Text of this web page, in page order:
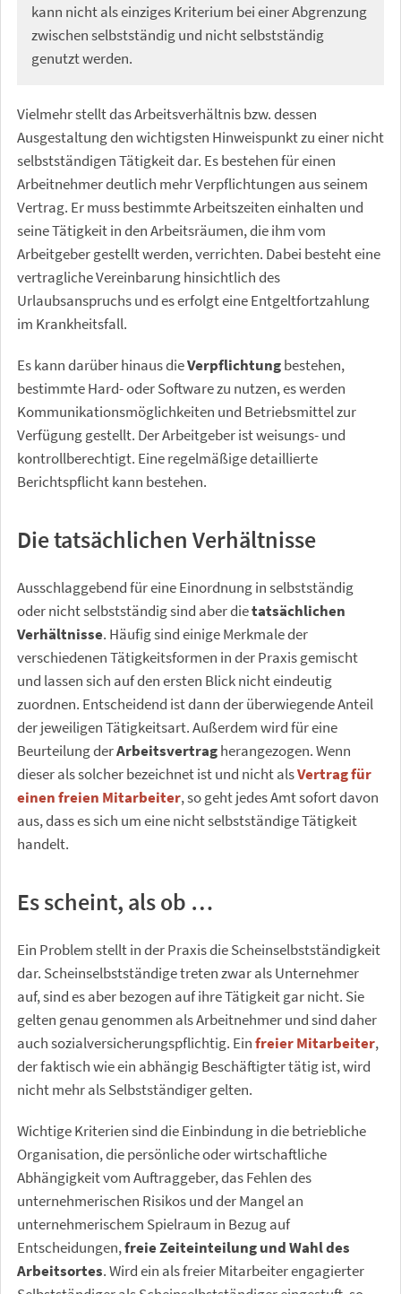
kann nicht als einziges Kriterium bei einer Abgrenzung
zwischen selbstständig und nicht selbstständig
genutzt werden.
Vielmehr stellt das Arbeitsverhältnis bzw. dessen
Ausgestaltung den wichtigsten Hinweispunkt zu einer nicht
selbstständigen Tätigkeit dar. Es bestehen für einen
Arbeitnehmer deutlich mehr Verpflichtungen aus seinem
Vertrag. Er muss bestimmte Arbeitszeiten einhalten und
seine Tätigkeit in den Arbeitsräumen, die ihm vom
Arbeitgeber gestellt werden, verrichten. Dabei besteht eine
vertragliche Vereinbarung hinsichtlich des
Urlaubsanspruchs und es erfolgt eine Entgeltfortzahlung
im Krankheitsfall.
Es kann darüber hinaus dieVerpflichtungbestehen,
bestimmte Hard- oder Software zu nutzen, es werden
Kommunikationsmöglichkeiten und Betriebsmittel zur
Verfügung gestellt. Der Arbeitgeber ist weisungs- und
kontrollberechtigt. Eine regelmäßige detaillierte
Berichtspflicht kann bestehen.
Die tatsächlichen Verhältnisse
Ausschlaggebend für eine Einordnung in selbstständig
oder nicht selbstständig sind aber dietatsächlichen
Verhältnisse. Häufig sind einige Merkmale der
verschiedenen Tätigkeitsformen in der Praxis gemischt
und lassen sich auf den ersten Blick nicht eindeutig
zuordnen. Entscheidend ist dann der überwiegende Anteil
der jeweiligen Tätigkeitsart. Außerdem wird für eine
Beurteilung derArbeitsvertragherangezogen. Wenn
dieser als solcher bezeichnet ist und nicht alsVertrag für
einen freien Mitarbeiter, so geht jedes Amt sofort davon
aus, dass es sich um eine nicht selbstständige Tätigkeit
handelt.
Es scheint, als ob …
Ein Problem stellt in der Praxis die Scheinselbstständigkeit
dar. Scheinselbstständige treten zwar als Unternehmer
auf, sind es aber bezogen auf ihre Tätigkeit gar nicht. Sie
gelten genau genommen als Arbeitnehmer und sind daher
auch sozialversicherungspflichtig. Einfreier Mitarbeiter,
der faktisch wie ein abhängig Beschäftigter tätig ist, wird
nicht mehr als Selbstständiger gelten.
Wichtige Kriterien sind die Einbindung in die betriebliche
Organisation, die persönliche oder wirtschaftliche
Abhängigkeit vom Auftraggeber, das Fehlen des
unternehmerischen Risikos und der Mangel an
unternehmerischem Spielraum in Bezug auf
Entscheidungen,freie Zeiteinteilung und Wahl des
Arbeitsortes. Wird ein als freier Mitarbeiter engagierter